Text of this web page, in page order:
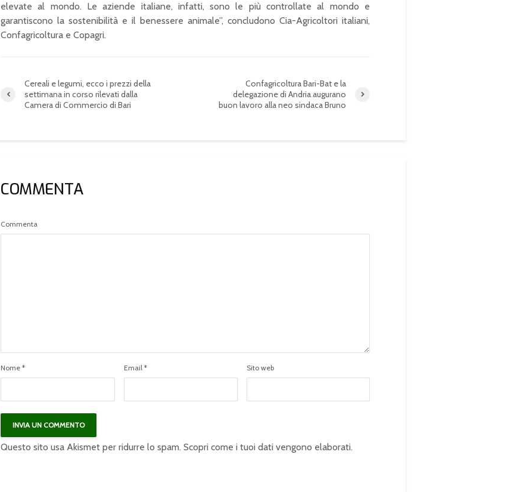
elevate al mondo. Le aziende italiane, infatti, sono le più controllate al mondo e
garantiscono la sostenibilità e il benessere animale”, concludono Cia-Agricoltori italiani,
Confagricoltura e Copagri.
Cereali e legumi, ecco i prezzi della
settimana in corso rilevati dalla
Camera di Commercio di Bari
Confagricoltura Bari-Bat e la
delegazione di Andria augurano
buon lavoro alla neo sindaca Bruno
COMMENTA
Commenta
Nome * Email * Sito web
Questo sito usa Akismet per ridurre lo spam. Scopri come i tuoi dati vengono elaborati.